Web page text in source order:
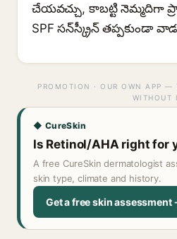
చేయవచ్చు, కాబట్టి నెమ్మదిగా
SPF సన్‌స్క్రీన్ తప్పకుండా
PROMOTION · OUR OWN APP —
WITHOUT
◆ CureSkin
Is Retinol/AHA right for
A free CureSkin dermatologist
skin type, climate and history.
Get a free skin assessment